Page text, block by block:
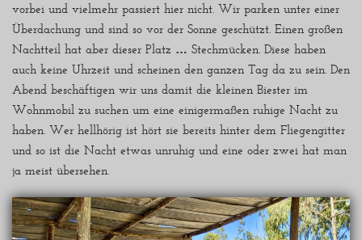
vorbei und vielmehr passiert hier nicht. Wir parken unter einer
Überdachung und sind so vor der Sonne geschützt. Einen großen
Nachtteil hat aber dieser Platz … Stechmücken. Diese haben
auch keine Uhrzeit und scheinen den ganzen Tag da zu sein. Den
Abend beschäftigen wir uns damit die kleinen Biester im
Wohnmobil zu suchen um eine einigermaßen ruhige Nacht zu
haben. Wer hellhörig ist hört sie bereits hinter dem Fliegengitter
und so ist die Nacht etwas unruhig und eine oder zwei hat man
ja meist übersehen.